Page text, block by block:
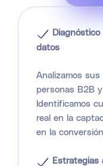
datos
Analizamos
personas B2B
Identificamos
real en la
en la
Estrategias